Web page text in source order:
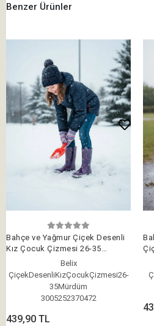
Benzer Ürünler
Bahçe ve Yağmur Çiçek Desenli
Kız Çocuk Çizmesi 26-35
Belix
ÇiçekDesenliKızÇocukÇizmesi26-
35Mürdüm
3005252370472
439,90 TL